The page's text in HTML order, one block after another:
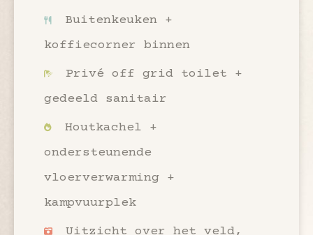
Buitenkeuken +
koffiecorner binnen
Privé off grid toilet +
gedeeld sanitair
Houtkachel +
ondersteunende
vloerverwarming +
kampvuurplek
Uitzicht over het veld,